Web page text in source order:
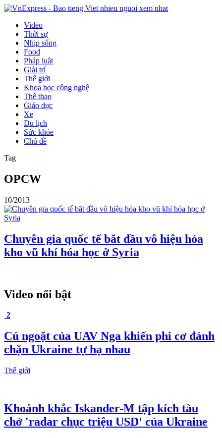
Video
Thời sự
Nhịp sống
Food
Pháp luật
Giải trí
Thế giới
Khoa học công nghệ
Thể thao
Giáo dục
Xe
Du lịch
Sức khỏe
Chủ đề
Tag
OPCW
10/2013
Chuyên gia quốc tế băt đầu vô hiệu hóa
kho vũ khí hóa học ở Syria
Video nổi bật
2
Cú ngoặt của UAV Nga khiến phi cơ đánh
chặn Ukraine tự hạ nhau
Thế giới
Khoảnh khắc Iskander-M tập kích tàu
chở 'radar chục triệu USD' của Ukraine